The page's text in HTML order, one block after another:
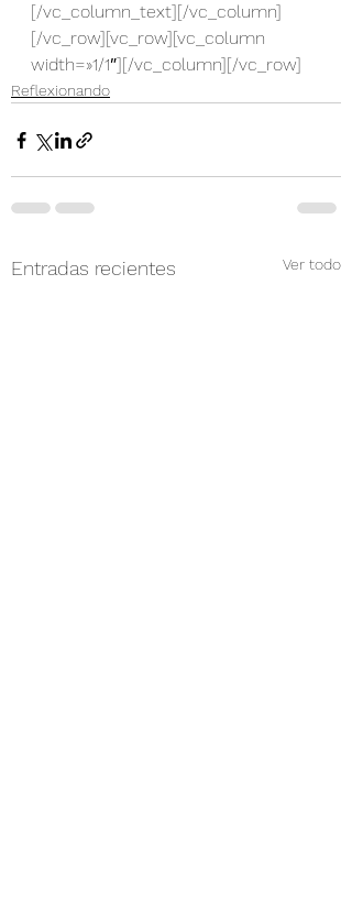
[/vc_column_text][/vc_column]
[/vc_row][vc_row][vc_column
width=»1/1″][/vc_column][/vc_row]
Reflexionando
Entradas recientes Ver todo